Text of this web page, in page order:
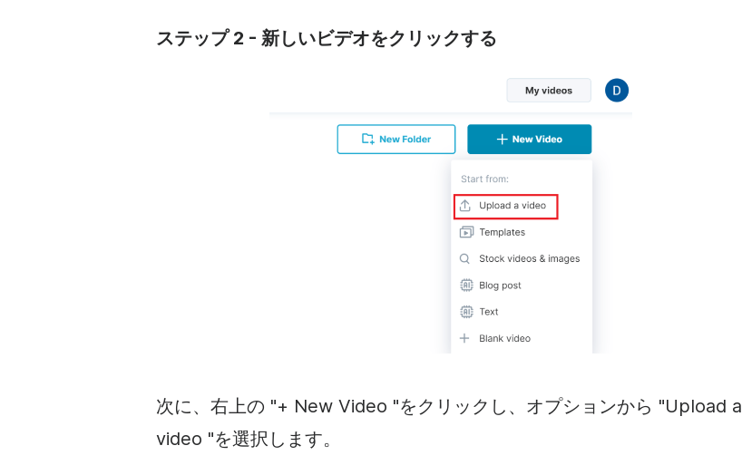
ステップ 2 - 新しいビデオをクリックする
次に、右上の "+ New Video "をクリックし、オプションから "Upload a
video "を選択します。